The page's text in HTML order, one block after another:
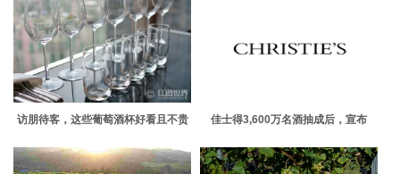
访朋待客，这些葡萄酒杯好看且不贵
佳士得3,600万名酒抽成后，宣布